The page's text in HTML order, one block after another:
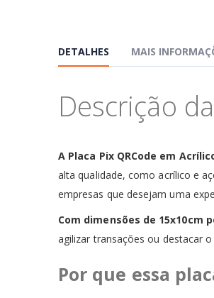
DETALHES
Descrição
A Placa Pix QRCode em
alta qualidade, como acrílico e
empresas que desejam uma
Com dimensões de
agilizar transações ou destacar
Por que essa
MAIS